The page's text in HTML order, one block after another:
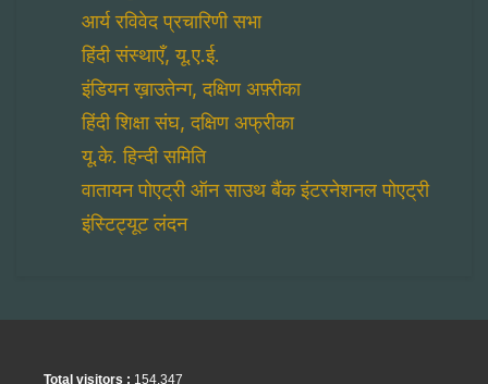
आर्य रविवेद प्रचारिणी सभा
हिंदी संस्थाएँ, यू.ए.ई.
इंडियन ख़ाउतेन्ग, दक्षिण अफ़्रीका
हिंदी शिक्षा संघ, दक्षिण अफ्रीका
यू.के. हिन्दी समिति
वातायन पोएट्री ऑन साउथ बैंक इंटरनेशनल पोएट्री
इंस्टिट्यूट लंदन
Total visitors : 154,347